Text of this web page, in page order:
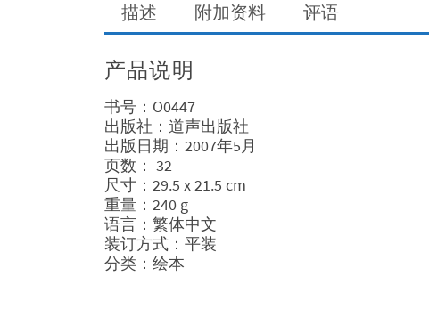
描述 附加资料 评语
产品说明
书号：O0447
出版社：道声出版社
出版日期：2007年5月
页数： 32
尺寸：29.5 x 21.5 cm
重量：240 g
语言：繁体中文
装订方式：平装
分类：绘本